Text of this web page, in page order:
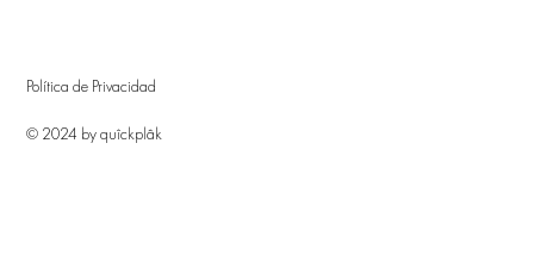
Política de Privacidad
© 2024 by quîckplâk